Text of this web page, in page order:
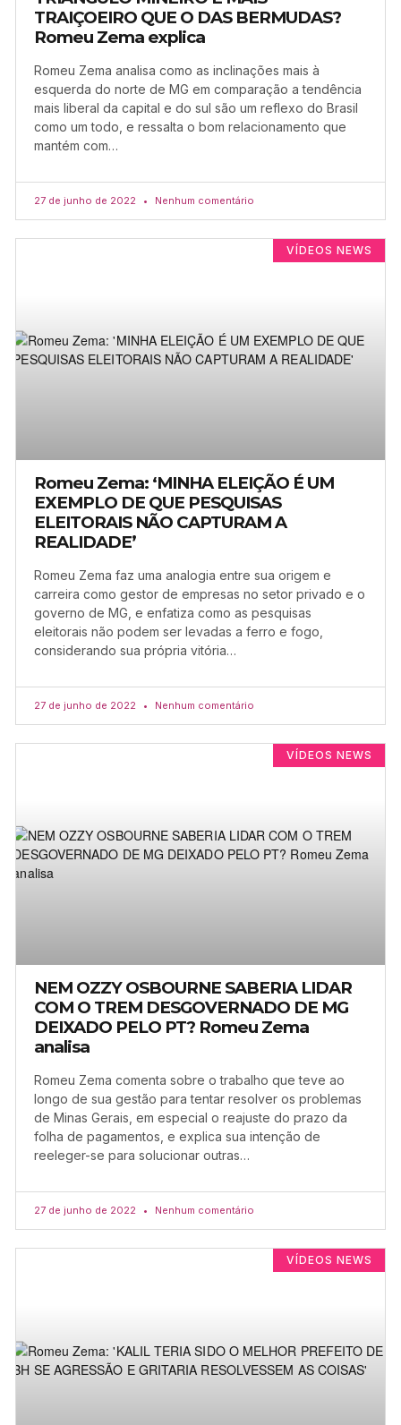
TRAIÇOEIRO QUE O DAS BERMUDAS?
Romeu Zema explica
Romeu Zema analisa como as inclinações mais à
esquerda do norte de MG em comparação a tendência
mais liberal da capital e do sul são um reflexo do Brasil
como um todo, e ressalta o bom relacionamento que
mantém com…
27 de junho de 2022 Nenhum comentário
VÍDEOS NEWS
Romeu Zema: ‘MINHA ELEIÇÃO É UM
EXEMPLO DE QUE PESQUISAS
ELEITORAIS NÃO CAPTURAM A
REALIDADE’
Romeu Zema faz uma analogia entre sua origem e
carreira como gestor de empresas no setor privado e o
governo de MG, e enfatiza como as pesquisas
eleitorais não podem ser levadas a ferro e fogo,
considerando sua própria vitória…
27 de junho de 2022 Nenhum comentário
VÍDEOS NEWS
NEM OZZY OSBOURNE SABERIA LIDAR
COM O TREM DESGOVERNADO DE MG
DEIXADO PELO PT? Romeu Zema
analisa
Romeu Zema comenta sobre o trabalho que teve ao
longo de sua gestão para tentar resolver os problemas
de Minas Gerais, em especial o reajuste do prazo da
folha de pagamentos, e explica sua intenção de
reeleger-se para solucionar outras…
27 de junho de 2022 Nenhum comentário
VÍDEOS NEWS